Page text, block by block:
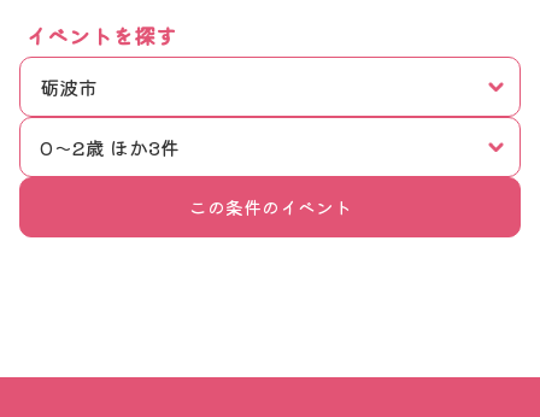
イベントを探す
砺波市
0〜2歳 ほか3件
この条件のイベント